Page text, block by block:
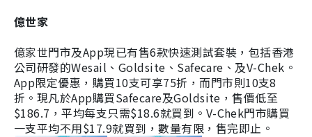
億世家
億家世門市及App現已有售6款快速測試套裝，包括香港
公司研發的Wesail、Goldsite、Safecare、及V-Chek。
App限定優惠，購買10支可享75折，而門市則10支8
折。現凡於App購買Safecare及Goldsite，售價低至
$186.7，平均每支只需$18.6就買到。V-Chek門市購買
一支平均不用$17.9就買到，數量有限，售完即止。